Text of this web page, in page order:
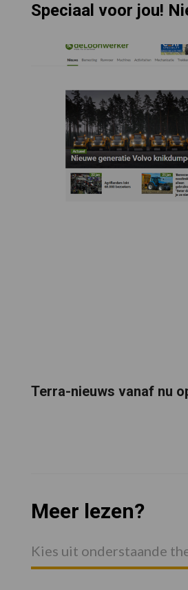
Speciaal voor jou!
Terra-nieuws vanaf nu
Meer lezen?
Kies uit onderstaande